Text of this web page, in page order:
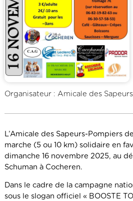
Organisateur : Amicale des
L’Amicale des Sapeurs-Pompiers
marche (5 ou 10 km) solidaire en
dimanche 16 novembre 2025, au
Schuman à Cocheren.
Dans le cadre de la campagne
sous le slogan officiel « BOOSTE